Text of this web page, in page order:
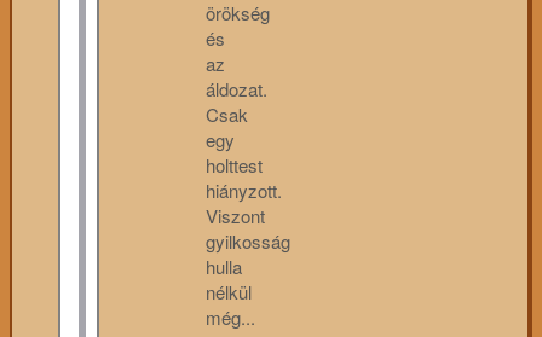
örökség
és
az
áldozat.
Csak
egy
holttest
hiányzott.
Viszont
gyilkosság
hulla
nélkül
még...